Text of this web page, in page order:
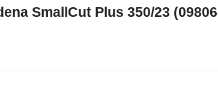
SmallCut Plus 350/23